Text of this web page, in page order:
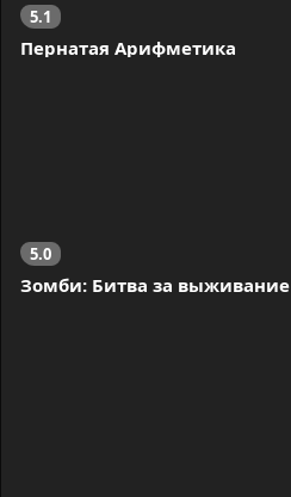
5.1
Пернатая Арифметика
5.0
Зомби: Битва за выживание